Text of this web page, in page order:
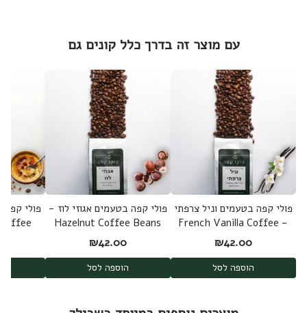
עם מוצר זה בדרך כלל קונים גם
פולי קפה בטעמים וניל צרפתי
- French Vanilla Coffee
Beans
₪42.00
הוספה לסל
פולי קפה בטעמים אגוזי לוז -
Hazelnut Coffee Beans
₪42.00
הוספה לסל
פולי